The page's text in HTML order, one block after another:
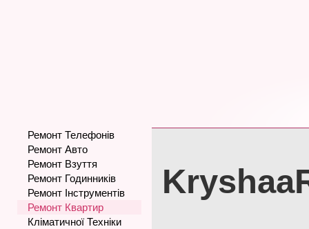
Ремонт Телефонів
Ремонт Авто
Ремонт Взуття
Ремонт Годинників
Ремонт Інструментів
Ремонт Квартир
Кліматичної Техніки